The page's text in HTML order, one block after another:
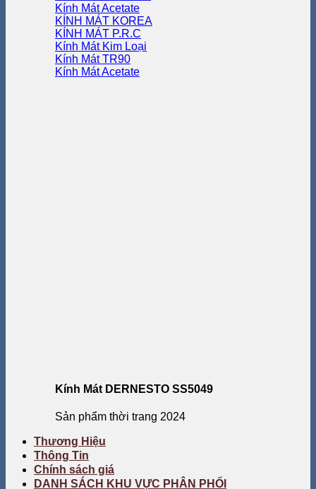
Kính Mát Acetate
KÍNH MÁT KOREA
KÍNH MÁT P.R.C
Kính Mát Kim Loại
Kính Mát TR90
Kính Mát Acetate
Kính Mát DERNESTO SS5049
Sản phẩm thời trang 2024
Thương Hiệu
Thông Tin
Chính sách giá
DANH SÁCH KHU VỰC PHÂN PHỐI